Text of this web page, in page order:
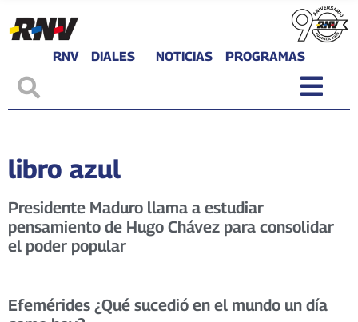
RNV DIALES NOTICIAS PROGRAMAS
libro azul
Presidente Maduro llama a estudiar
pensamiento de Hugo Chávez para consolidar
el poder popular
Efemérides ¿Qué sucedió en el mundo un día